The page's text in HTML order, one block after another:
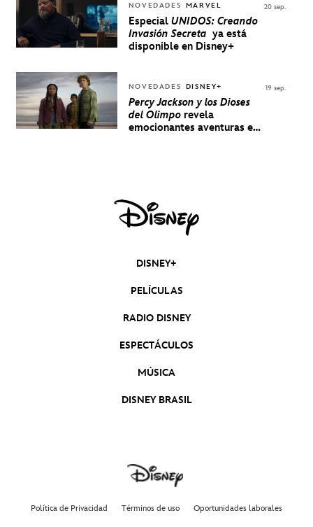
NOVEDADES MARVEL
Especial UNIDOS: Creando
Invasión Secreta ya está
disponible en Disney+
20 sep.
NOVEDADES DISNEY+
Percy Jackson y los Dioses
del Olimporevela
emocionantes aventuras en
19 sep.
DISNEY+
PELÍCULAS
RADIO DISNEY
ESPECTÁCULOS
MÚSICA
DISNEY BRASIL
Política de Privacidad Términos de uso Oportunidades laborales